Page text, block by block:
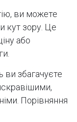
ви можете
кут зору. Це
або
збагачуєте
Порівняння